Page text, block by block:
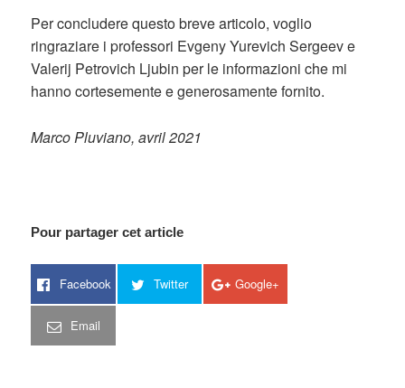
Per concludere questo breve articolo, voglio
ringraziare i professori Evgeny Yurevich Sergeev e
Valerij Petrovich Ljubin per le informazioni che mi
hanno cortesemente e generosamente fornito.
Marco Pluviano, avril 2021
Pour partager cet article
Facebook Twitter Google+
Email